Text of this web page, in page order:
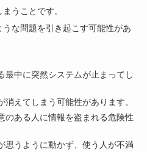
うことです。
な問題を引き起こす可能性があ
最中に突然システムが止まってし
消えてしまう可能性があります。
のある人に情報を盗まれる危険性
思うように動かず、使う人が不満